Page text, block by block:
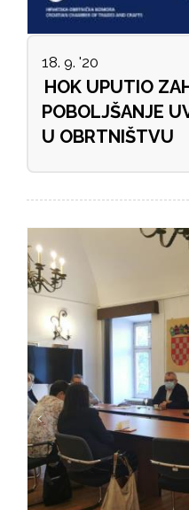
18. 9. '20
HOK UPUTIO
POBOLJŠANJE
U OBRTNIŠTVU